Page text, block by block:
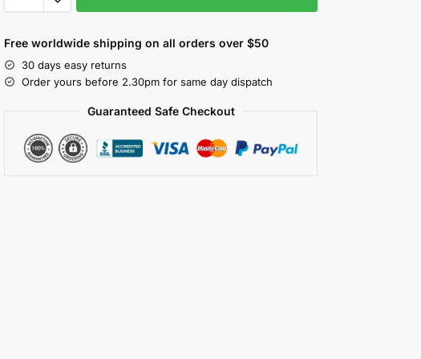
Free worldwide shipping on all orders over $50
30 days easy returns
Order yours before 2.30pm for same day dispatch
Guaranteed Safe Checkout